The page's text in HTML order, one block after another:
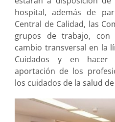
hospital, además de
Central de Calidad, las
grupos de trabajo,
cambio transversal en la
Cuidados y en hacer
aportación de los
los cuidados de la salud